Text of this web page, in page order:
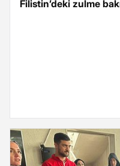
Filistin’deki zulme